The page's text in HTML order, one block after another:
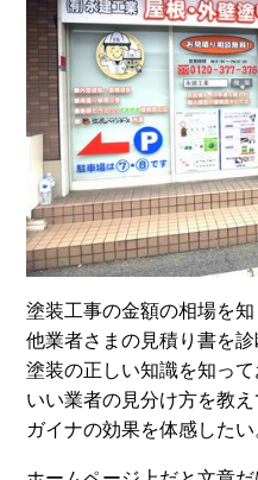
塗装工事の金額の相場を知
他業者さまの見積り書を診
塗装の正しい知識を知って
いい業者の見分け方を教え
ガイナの効果を体感したい